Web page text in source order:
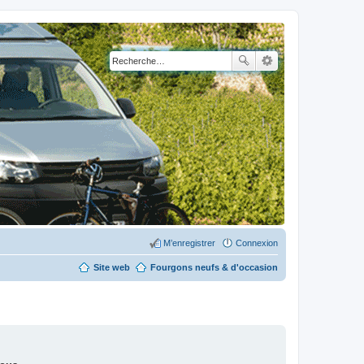
Connexion
M’enregistrer
Fourgons neufs & d'occasion
Site web